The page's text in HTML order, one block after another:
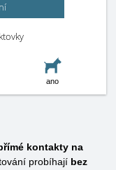
ano
kontakty na
probíhají bez